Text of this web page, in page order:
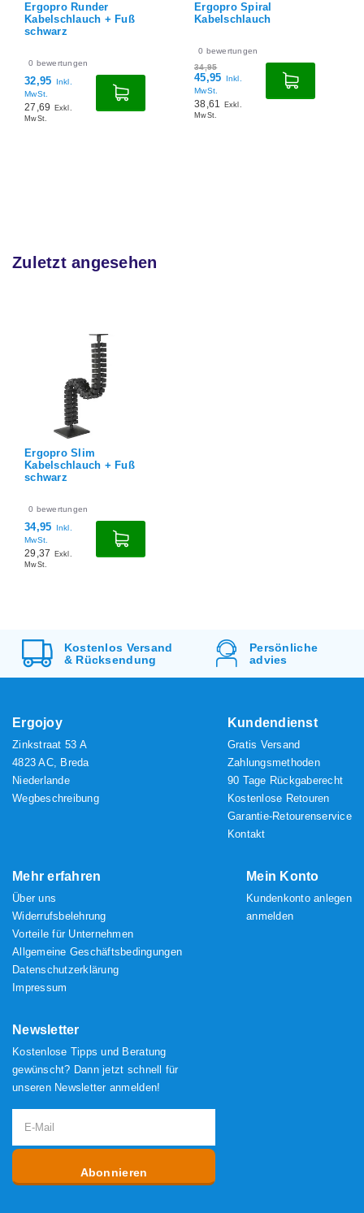
Ergopro Runder
Kabelschlauch + Fuß
schwarz
0 bewertungen
32,95
Inkl.
MwSt.
27,69
Exkl.
MwSt.
Ergopro Spiral
Kabelschlauch
0 bewertungen
34,95
45,95
Inkl.
MwSt.
38,61
Exkl.
MwSt.
Zuletzt angesehen
Ergopro Slim
Kabelschlauch + Fuß
schwarz
0 bewertungen
34,95
Inkl.
MwSt.
29,37
Exkl.
MwSt.
Kostenlos Versand
& Rücksendung
Persönliche
advies
Ergojoy
Zinkstraat 53 A
4823 AC, Breda
Niederlande
Wegbeschreibung
Kundendienst
Gratis Versand
Zahlungsmethoden
90 Tage Rückgaberecht
Kostenlose Retouren
Garantie-Retourenservice
Kontakt
Mehr erfahren
Über uns
Widerrufsbelehrung
Vorteile für Unternehmen
Allgemeine Geschäftsbedingungen
Datenschutzerklärung
Impressum
Mein Konto
Kundenkonto anlegen
anmelden
Newsletter
Kostenlose Tipps und Beratung
gewünscht? Dann jetzt schnell für
unseren Newsletter anmelden!
Abonnieren